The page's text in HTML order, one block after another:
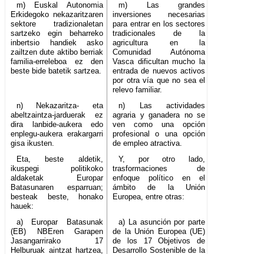
m) Euskal Autonomia
Erkidegoko nekazaritzaren
sektore tradizionaletan
sartzeko egin beharreko
inbertsio handiek asko
zailtzen dute aktibo berriak
familia-erreleboa ez den
beste bide batetik sartzea.
m) Las grandes
inversiones necesarias
para entrar en los sectores
tradicionales de la
agricultura en la
Comunidad Autónoma
Vasca dificultan mucho la
entrada de nuevos activos
por otra vía que no sea el
relevo familiar.
n) Nekazaritza- eta
abeltzaintza-jarduerak ez
dira lanbide-aukera edo
enplegu-aukera erakargarri
gisa ikusten.
n) Las actividades
agraria y ganadera no se
ven como una opción
profesional o una opción
de empleo atractiva.
Eta, beste aldetik,
ikuspegi politikoko
aldaketak Europar
Batasunaren esparruan;
besteak beste, honako
hauek:
Y, por otro lado,
trasformaciones de
enfoque político en el
ámbito de la Unión
Europea, entre otras:
a) Europar Batasunak
(EB) NBEren Garapen
Jasangarrirako 17
Helburuak aintzat hartzea,
a) La asunción por parte
de la Unión Europea (UE)
de los 17 Objetivos de
Desarrollo Sostenible de la